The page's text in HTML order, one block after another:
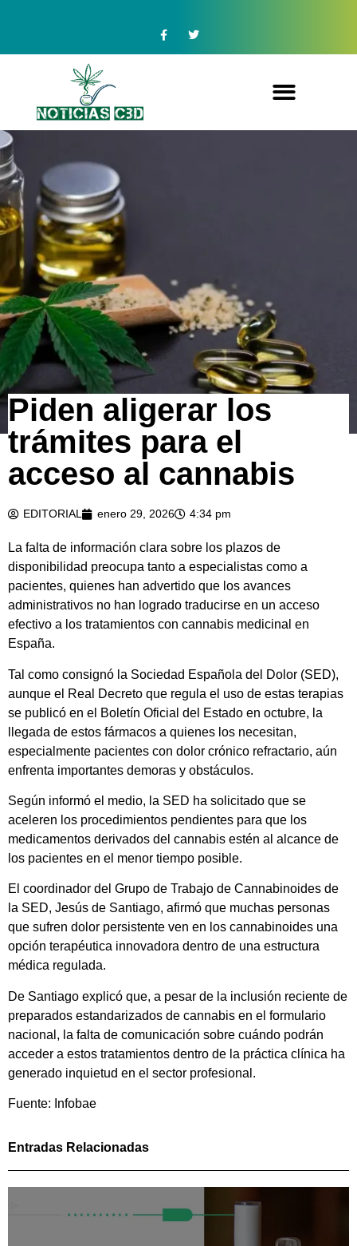
Piden aligerar los
trámites para el
acceso al cannabis
EDITORIAL enero 29, 2026 4:34 pm
La falta de información clara sobre los plazos de
disponibilidad preocupa tanto a especialistas como a
pacientes, quienes han advertido que los avances
administrativos no han logrado traducirse en un acceso
efectivo a los tratamientos con cannabis medicinal en
España.
Tal como consignó la Sociedad Española del Dolor (SED),
aunque el Real Decreto que regula el uso de estas terapias
se publicó en el Boletín Oficial del Estado en octubre, la
llegada de estos fármacos a quienes los necesitan,
especialmente pacientes con dolor crónico refractario, aún
enfrenta importantes demoras y obstáculos.
Según informó el medio, la SED ha solicitado que se
aceleren los procedimientos pendientes para que los
medicamentos derivados del cannabis estén al alcance de
los pacientes en el menor tiempo posible.
El coordinador del Grupo de Trabajo de Cannabinoides de
la SED, Jesús de Santiago, afirmó que muchas personas
que sufren dolor persistente ven en los cannabinoides una
opción terapéutica innovadora dentro de una estructura
médica regulada.
De Santiago explicó que, a pesar de la inclusión reciente de
preparados estandarizados de cannabis en el formulario
nacional, la falta de comunicación sobre cuándo podrán
acceder a estos tratamientos dentro de la práctica clínica ha
generado inquietud en el sector profesional.
Fuente: Infobae
Entradas Relacionadas